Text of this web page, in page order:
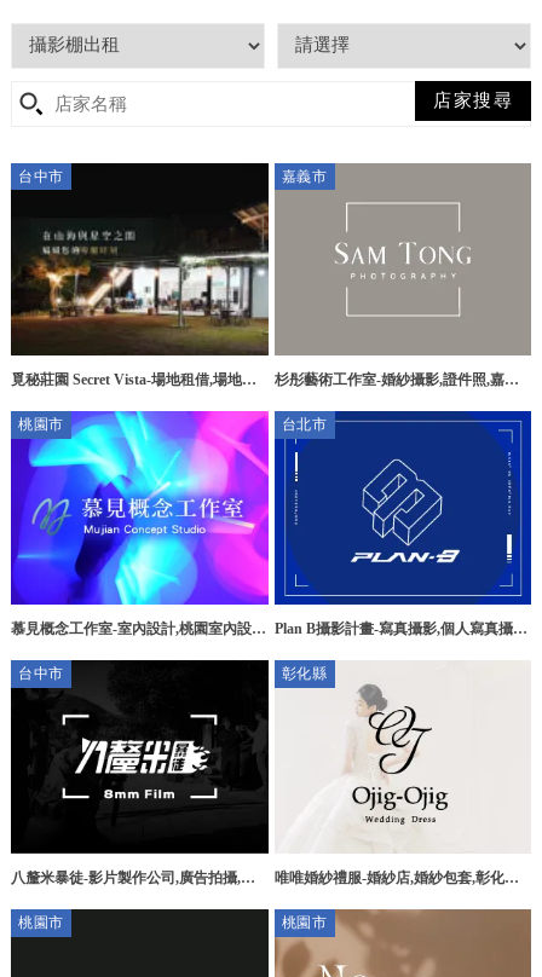
台中市
覓秘莊園 Secret Vista-場地租借,場地出
嘉義市
杉彤藝術工作室-婚紗攝影,證件照,嘉義
桃園市
慕見概念工作室-室內設計,桃園室內設
內設計公司
台北市
Plan B攝影計畫-寫真攝影,個人寫真攝影,
影
台中市
八釐米暴徒-影片製作公司,廣告拍攝,台
彰化縣
唯唯婚紗禮服-婚紗店,婚紗包套,彰化婚
桃園市
桃園市